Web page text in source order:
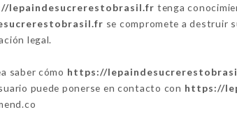
lepaindesucrerestobrasil.fr tenga
se compromete a destruir
legal.
saber cómo https://
puede ponerse en contacto con https://